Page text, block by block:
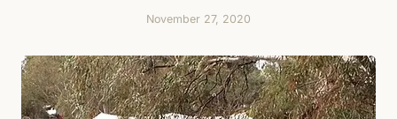
November 27, 2020